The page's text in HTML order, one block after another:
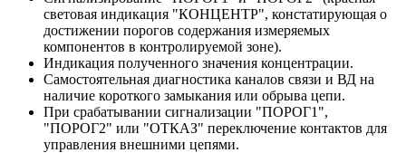
световая индикация "КОНЦЕНТР", констатирующая о
достижении порогов содержания измеряемых
компонентов в контролируемой зоне).
Индикация полученного значения концентрации.
Самостоятельная диагностика каналов связи и ВД на
наличие короткого замыкания или обрыва цепи.
При срабатывании сигнализации "ПОРОГ1",
"ПОРОГ2" или "ОТКАЗ" переключение контактов для
управления внешними цепями.